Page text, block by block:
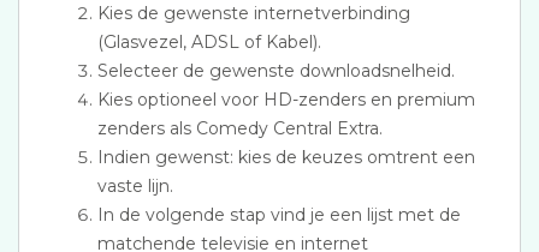
Kies de gewenste internetverbinding
(Glasvezel, ADSL of Kabel).
Selecteer de gewenste downloadsnelheid.
Kies optioneel voor HD-zenders en premium
zenders als Comedy Central Extra.
Indien gewenst: kies de keuzes omtrent een
vaste lijn.
In de volgende stap vind je een lijst met de
matchende televisie en internet